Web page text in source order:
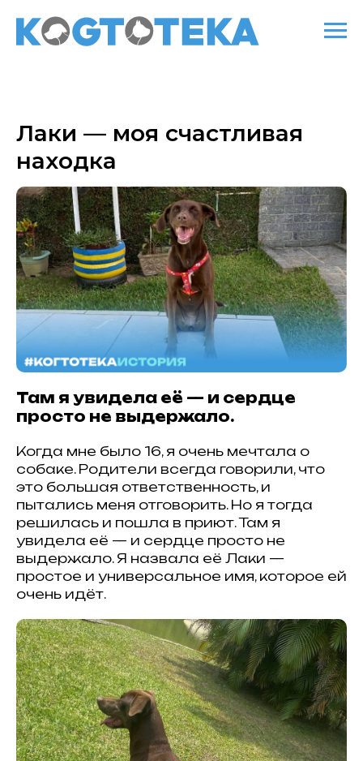
Лаки — моя счастливая
находка
Там я увидела её — и сердце
просто не выдержало.
Когда мне было 16, я очень мечтала о
собаке. Родители всегда говорили, что
это большая ответственность, и
пытались меня отговорить. Но я тогда
решилась и пошла в приют. Там я
увидела её — и сердце просто не
выдержало. Я назвала её Лаки —
простое и универсальное имя, которое ей
очень идёт.